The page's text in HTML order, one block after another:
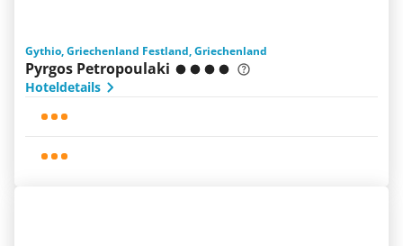
Gythio, Griechenland Festland, Griechenland
Pyrgos Petropoulaki
Hoteldetails